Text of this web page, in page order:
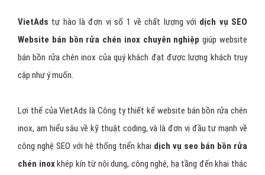
VietAds tự hào là đơn vị số 1 về chất lượng với dịch vụ SEO
Website bán bồn rửa chén inox chuyên nghiệp giúp website
bán bồn rửa chén inox của quý khách đạt được lượng khách truy
cập như ý muốn.
Lợi thế của VietAds là Công ty thiết kế website bán bồn rửa chén
inox, am hiểu sâu về kỹ thuật coding, và là đơn vị đầu tư mạnh về
công nghệ SEO với hệ thống triển khai dịch vụ seo bán bồn rửa
chén inoxkhép kín từ nội dung, công nghệ, hạ tầng đến khai thác